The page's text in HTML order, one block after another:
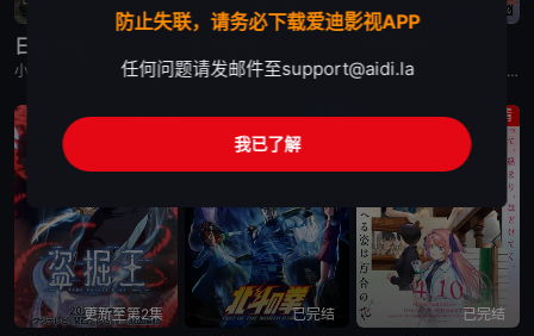
已完结
日本三国
小野贤章,福山润,濑户麻沙美,山路和弘,中村悠一,长嶝高士,木村太飞,潘惠美,津田美波,堀内贤雄
更新至第2集
菱川花菜,川石奈奈,深见梨加,村濑步,大野智敬,真殿光昭,住友七绘,寺杣昌纪,津田美波,山本和臣 永濑安奈,江口拓也,高桥李依,福山润,岛崎信长,小林千晃,阿座上洋平,山下诚一郎,盐野瑛久,寺杣昌纪,大塚明夫
动作
更新至第2集
动作
已完结
剧情
已完结
防止失联，请务必下载爱迪影视APP
任何问题请发邮件至support@aidi.la
我已了解